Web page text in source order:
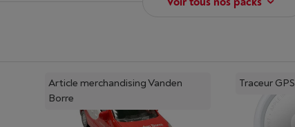
Article merchandising Vanden
Borre
Traceur GPS